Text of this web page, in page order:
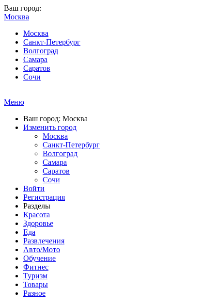
Ваш город:
Москва
Москва
Санкт-Петербург
Волгоград
Самара
Саратов
Сочи
Меню
Ваш город: Москва
Изменить город
Москва
Санкт-Петербург
Волгоград
Самара
Саратов
Сочи
Войти
Регистрация
Разделы
Красота
Здоровье
Еда
Развлечения
Авто/Мото
Обучение
Фитнес
Туризм
Товары
Разное